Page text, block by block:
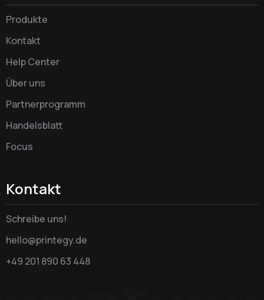
Produkte
Kontakt
Help Center
Über uns
Partnerprogramm
Handelsblatt
Focus
Kontakt
Schreibe uns!
hello@printegy.de
+49 201 890 63 448